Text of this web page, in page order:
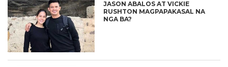
JASON ABALOS AT VICKIE
RUSHTON MAGPAPAKASAL NA
NGA BA?